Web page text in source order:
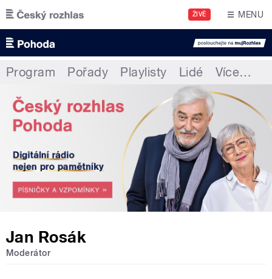
Přejít k hlavnímu obsahu
ŽIVĚ MENU
Program Pořady Playlisty Lidé Více…
Jan Rosák
Moderátor